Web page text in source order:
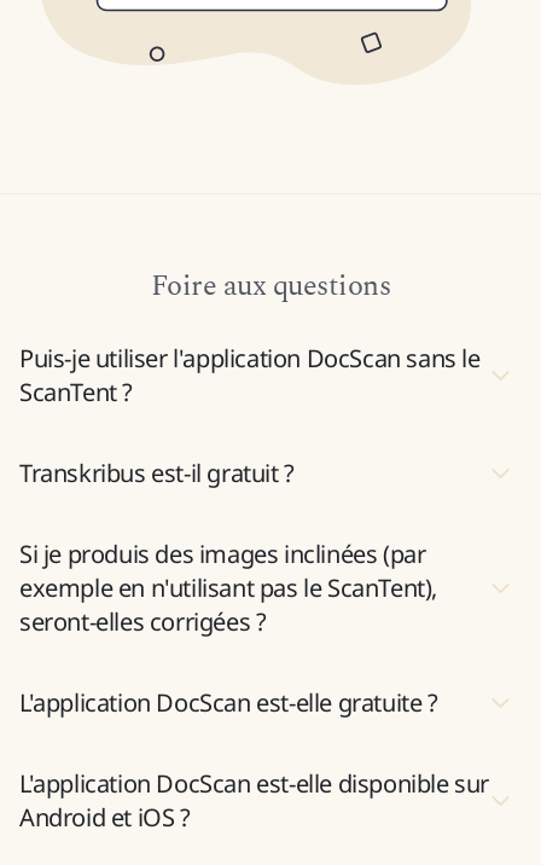
Foire aux questions
Puis-je utiliser l'application DocScan sans le
ScanTent ?
Transkribus est-il gratuit ?
Si je produis des images inclinées (par
exemple en n'utilisant pas le ScanTent),
seront-elles corrigées ?
L'application DocScan est-elle gratuite ?
L'application DocScan est-elle disponible sur
Android et iOS ?